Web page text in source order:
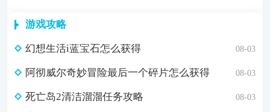
游戏攻略
幻想生活i蓝宝石怎么获得 08-03
阿彻威尔奇妙冒险最后一个碎片怎么获得 08-03
死亡岛2清洁溜溜任务攻略 08-03